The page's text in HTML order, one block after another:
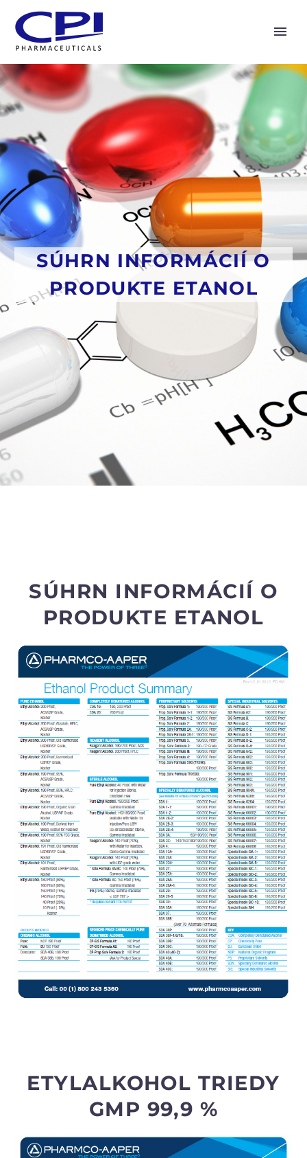
SÚHRN INFORMÁCIÍ O
PRODUKTE ETANOL
SÚHRN INFORMÁCIÍ O
PRODUKTE ETANOL
ETYLALKOHOL TRIEDY
GMP 99,9 %